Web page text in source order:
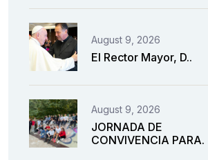
August 9, 2026
El Rector Mayor, D..
August 9, 2026
JORNADA DE
CONVIVENCIA PARA.